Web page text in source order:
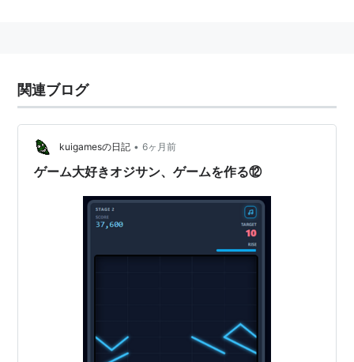
る「ワンダーゲート」が発売されるなど、これまでの携
帯ゲーム機にはなかった試みも多い。
ワンダースワンカラー、スワンクリスタルなどの後継機
種も発売されたが、2003年2月にバンダイのゲームボー
イ市場への参入と共に受注生産へと移行した。
関連ブログ
kuigamesの日記 • 6ヶ月前
ゲーム大好きオジサン、ゲームを作る⑫